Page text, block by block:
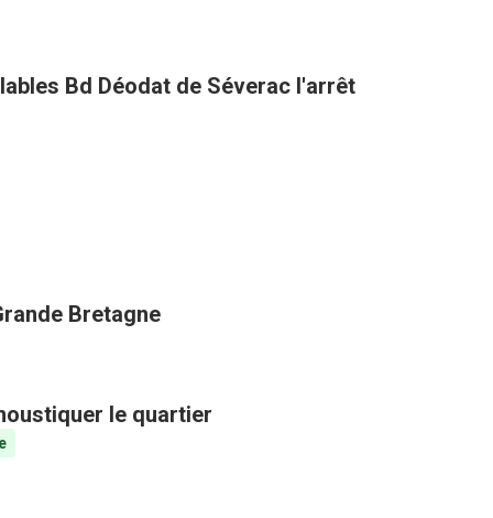
Bd Déodat de Séverac l'arrêt
Bretagne
le quartier